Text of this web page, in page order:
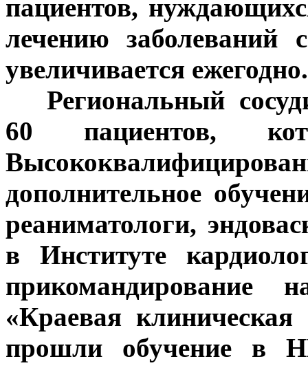
пациентов,
лечению заболеваний
увеличивается ежегодно.
Региональный
60 пациентов,
дополнительное
реаниматологи,
в Институте
«Краевая
прошли обучение в